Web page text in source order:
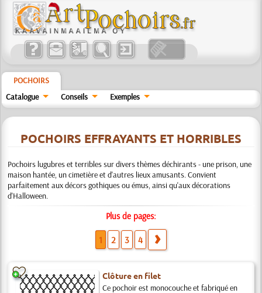
POCHOIRS
Catalogue
Conseils Exemples
POCHOIRS EFFRAYANTS ET HORRIBLES
Pochoirs lugubres et terribles sur divers thèmes déchirants - une prison, une
maison hantée, un cimetière et d'autres lieux amusants. Convient
parfaitement aux décors gothiques ou émus, ainsi qu'aux décorations
d'Halloween.
Plus de pages:
1 2 3 4
Clôture en filet
Ce pochoir est monocouche et fabriqué en